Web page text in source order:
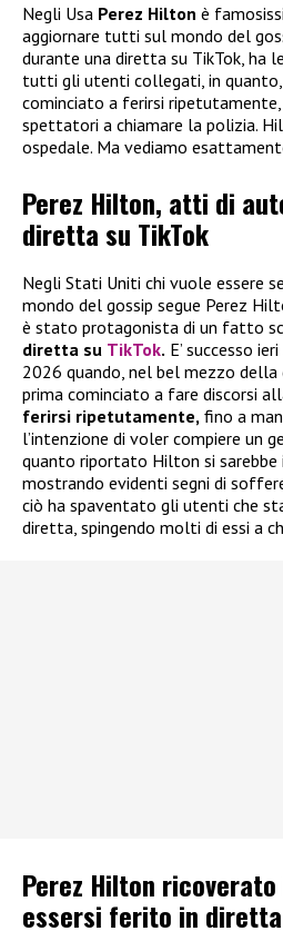
Negli Usa Perez Hilton è
aggiornare tutti sul mondo del
durante una diretta su TikTok,
tutti gli utenti collegati, in
cominciato a ferirsi
spettatori a chiamare la polizia.
ospedale. Ma vediamo
Perez Hilton, atti di
diretta su TikTok
Negli Stati Uniti chi vuole essere
mondo del gossip segue Perez
è stato protagonista di un fatto
diretta su TikTok. E’ successo
2026 quando, nel bel mezzo
prima cominciato a fare discorsi
ferirsi ripetutamente, fino a
l’intenzione di voler compiere un
quanto riportato Hilton si
mostrando evidenti segni di
ciò ha spaventato gli utenti che
diretta, spingendo molti di essi a
Perez Hilton
essersi ferito in